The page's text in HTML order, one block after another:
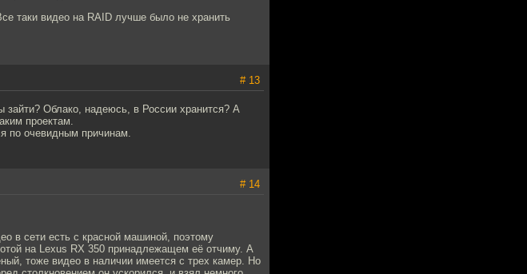
таки видео на RAID лучше было не хранить
# 13
зайти? Облако, надеюсь, в России хранится? А
проектам.
по очевидным причинам.
# 14
в сети есть с красной машиной, поэтому
на Lexus RX 350 принадлежащем её отчиму. А
тоже видео в наличии имеется с трех камер. Но